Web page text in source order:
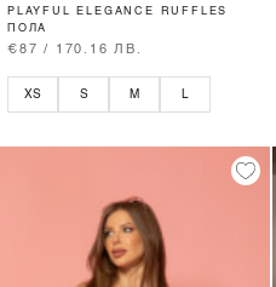
PLAYFUL ELEGANCE RUFFLES
ПОЛА
€87 / 170.16 ЛВ.
XS S M L